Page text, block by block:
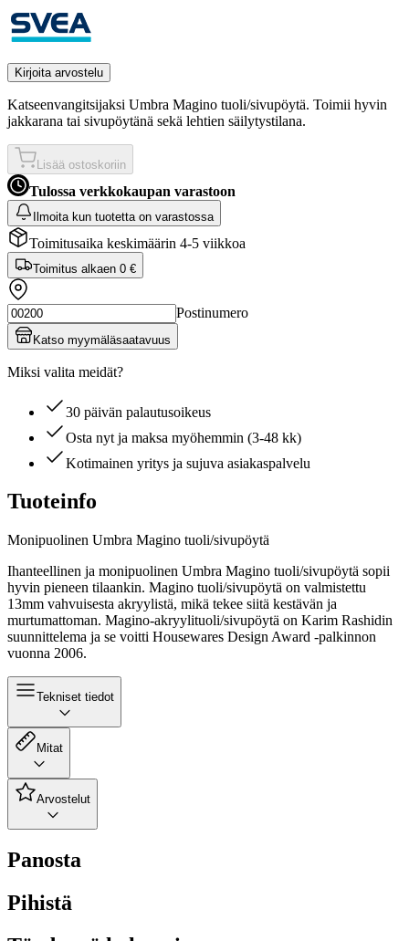
Kirjoita arvostelu
Katseenvangitsijaksi Umbra Magino tuoli/sivupöytä. Toimii hyvin
jakkarana tai sivupöytänä sekä lehtien säilytystilana.
Lisää ostoskoriin
Tulossa verkkokaupan varastoon
Ilmoita kun tuotetta on varastossa
Toimitusaika keskimäärin 4-5 viikkoa
Toimitus alkaen 0 €
Postinumero
Katso myymäläsaatavuus
Miksi valita meidät?
30 päivän palautusoikeus
Osta nyt ja maksa myöhemmin (3-48 kk)
Kotimainen yritys ja sujuva asiakaspalvelu
Tuoteinfo
Monipuolinen Umbra Magino tuoli/sivupöytä
Ihanteellinen ja monipuolinen Umbra Magino tuoli/sivupöytä sopii
hyvin pieneen tilaankin. Magino tuoli/sivupöytä on valmistettu
13mm vahvuisesta akryylistä, mikä tekee siitä kestävän ja
murtumattoman. Magino-akryylituoli/sivupöytä on Karim Rashidin
suunnittelema ja se voitti Housewares Design Award -palkinnon
vuonna 2006.
Tekniset tiedot
Mitat
Arvostelut
Panosta
Pihistä